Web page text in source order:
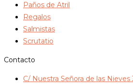
Paños de Atril
Regalos
Salmistas
Scrutatio
Contacto
C/ Nuestra Señora de las Nieves